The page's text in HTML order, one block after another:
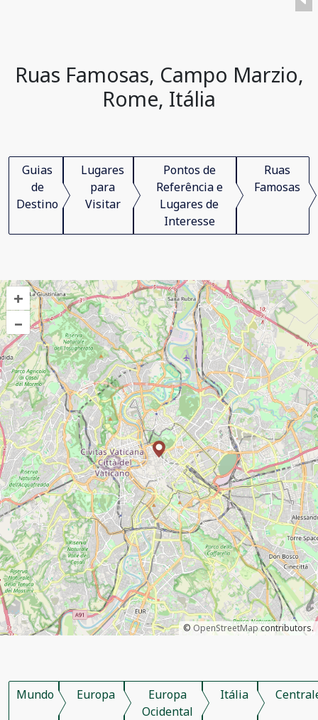
Ruas Famosas, Campo Marzio,
Rome, Itália
Guias
de
Destino
Lugares
para
Visitar
Pontos de
Referência e
Lugares de
Interesse
Ruas
Famosas
+
–
© OpenStreetMapcontributors.
Mundo Europa
Europa
Ocidental
Itália